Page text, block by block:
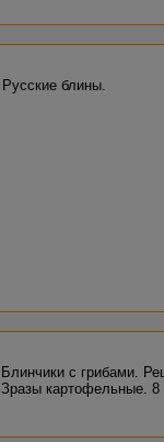
Русские блины.
Блинчики с грибами.
Зразы картофельные.